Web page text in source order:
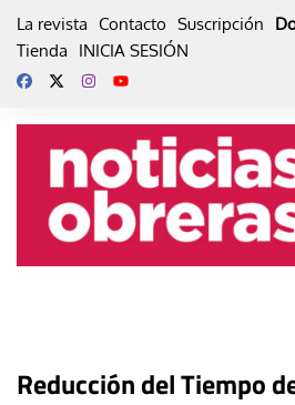
La revista Contacto Suscripción
Tienda
INICIA SESIÓN
Reducción del Tiempo